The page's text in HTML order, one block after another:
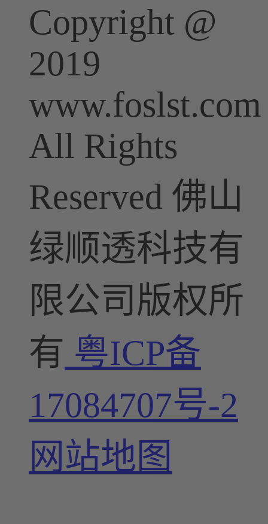
Copyright @
2019
www.foslst.com
All Rights
Reserved 佛山
绿顺透科技有
限公司版权所
有 粤ICP备
17084707号-2
网站地图